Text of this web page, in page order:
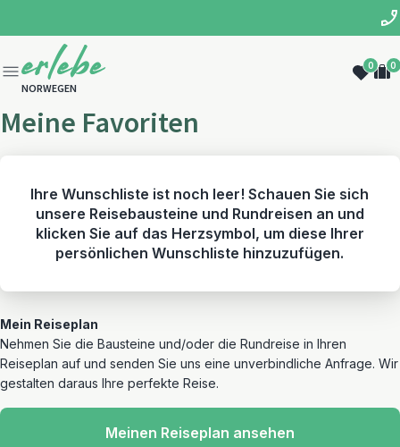
NORWEGEN
0 0
Meine Favoriten
Ihre Wunschliste ist noch leer! Schauen Sie sich
unsere Reisebausteine und Rundreisen an und
klicken Sie auf das Herzsymbol, um diese Ihrer
persönlichen Wunschliste hinzuzufügen.
Mein Reiseplan
Nehmen Sie die Bausteine und/oder die Rundreise in Ihren
Reiseplan auf und senden Sie uns eine unverbindliche Anfrage. Wir
gestalten daraus Ihre perfekte Reise.
Meinen Reiseplan ansehen